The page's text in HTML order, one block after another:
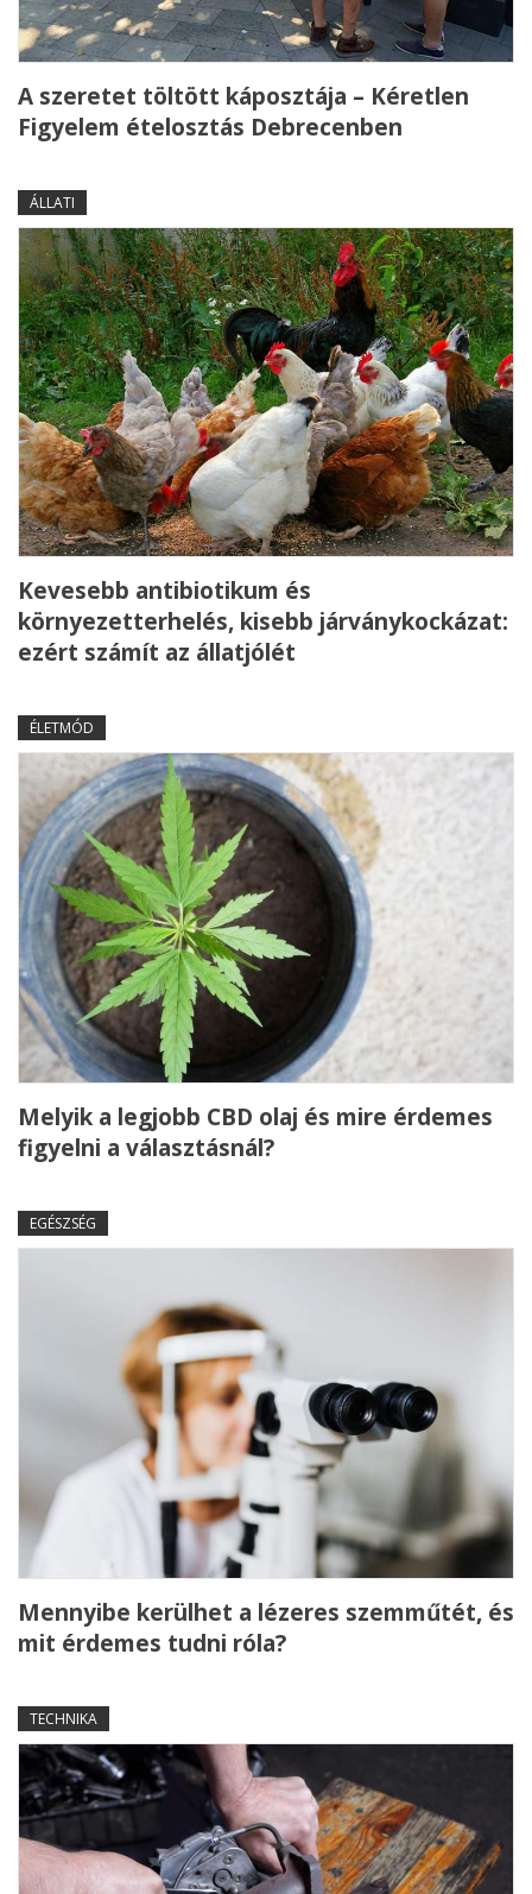
A szeretet töltött káposztája – Kéretlen
Figyelem ételosztás Debrecenben
ÁLLATI
Kevesebb antibiotikum és
környezetterhelés, kisebb járványkockázat:
ezért számít az állatjólét
ÉLETMÓD
Melyik a legjobb CBD olaj és mire érdemes
figyelni a választásnál?
EGÉSZSÉG
Mennyibe kerülhet a lézeres szemműtét, és
mit érdemes tudni róla?
TECHNIKA